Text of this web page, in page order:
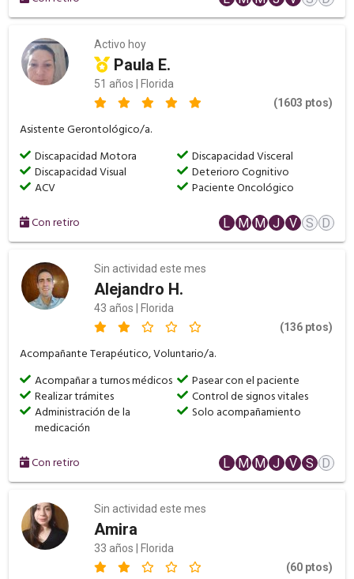
Activo hoy
Paula E.
51 años | Florida
(1603 ptos)
Asistente Gerontológico/a.
Discapacidad Motora
Discapacidad Visceral
Discapacidad Visual
Deterioro Cognitivo
ACV
Paciente Oncológico
Con retiro L M M J V S D
Sin actividad este mes
Alejandro H.
43 años | Florida
(136 ptos)
Acompañante Terapéutico, Voluntario/a.
Acompañar a turnos médicos
Pasear con el paciente
Realizar trámites
Control de signos vitales
Administración de la
medicación
Solo acompañamiento
Con retiro L M M J V S D
Sin actividad este mes
Amira
33 años | Florida
(60 ptos)